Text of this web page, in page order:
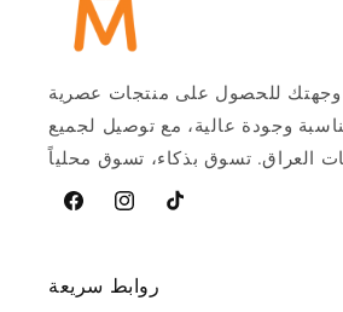
وجهتك للحصول على منتجات عصرية
وجودة عالية، مع توصيل لجميع
العراق. تسوق بذكاء، تسوق محلياً
فيسبوكInstagram
تيخوك
روابط سريعة